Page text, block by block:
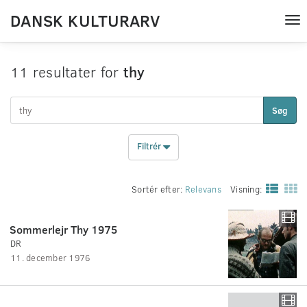
DANSK KULTURARV
11 resultater for thy
Søg
Filtrér
Sortér efter: Relevans Visning:
Sommerlejr Thy 1975
DR
11. december 1976